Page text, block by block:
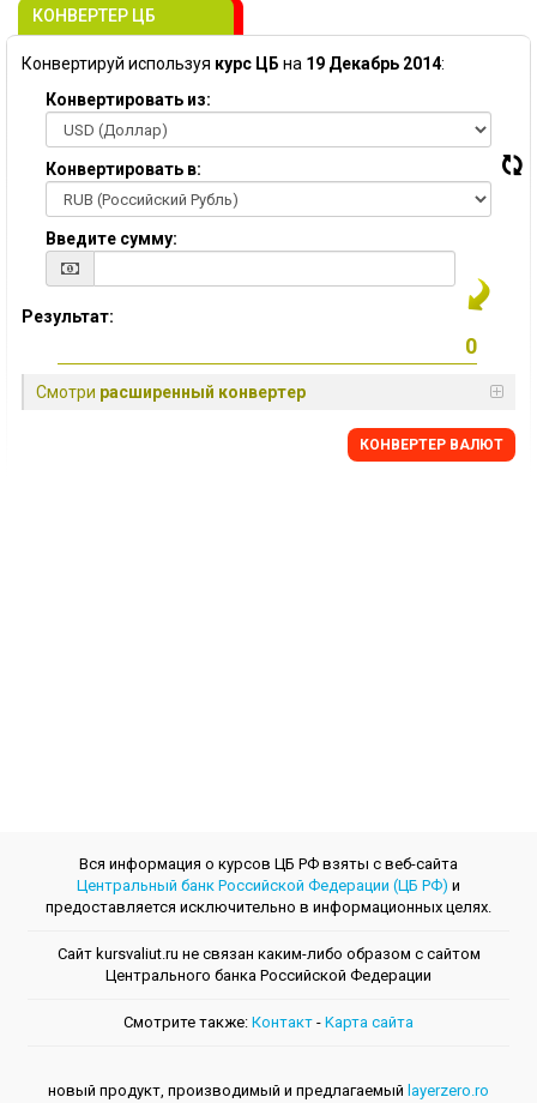
КОНВЕРТЕР ЦБ
Конвертируй используя курс ЦБ на 19 Декабрь 2014:
Конвертировать из:
Конвертировать в:
Введите сумму:
Результат:
Смотри расширенный конвертер
КОНВЕРТЕР ВАЛЮТ
Вся информация о курсов ЦБ РФ взяты с веб-сайта
Центральный банк Российской Федерации (ЦБ РФ) и
предоставляется исключительно в информационных целях.
Сайт kursvaliut.ru не связан каким-либо образом с сайтом
Центрального банкa Российской Федерации
Смотрите также: Контакт - Kарта сайта
новый продукт, производимый и предлагаемый layerzero.ro